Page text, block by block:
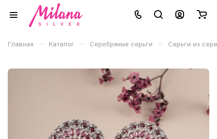
Главная – Каталог – Серебряные серьги – Серьги из